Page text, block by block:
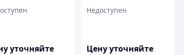
зонтика
уточняйте
пляжного зонтика
Недоступен
Цену уточняйте